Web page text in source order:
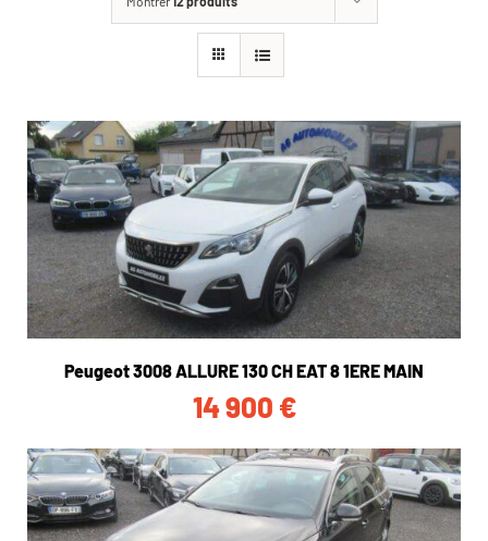
Peugeot 3008 ALLURE 130 CH EAT 8 1ERE MAIN
14 900 €